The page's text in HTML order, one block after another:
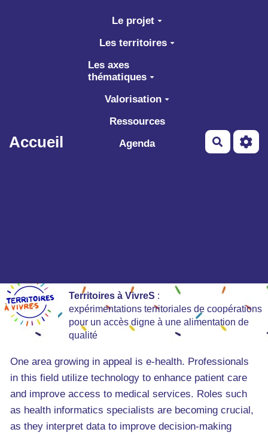
Aller au contenu principal
Accueil
Le projet
Les territoires
Les axes
thématiques
Valorisation
Ressources
Agenda
Territoires à VivreS :
expérimentations territoriales de coopérations
pour un accès digne à une alimentation de
qualité
One area growing in appeal is e-health. Professionals
in this field utilize technology to enhance patient care
and improve access to medical services. Roles such
as health informatics specialists are becoming crucial,
as they interpret data to improve decision-making